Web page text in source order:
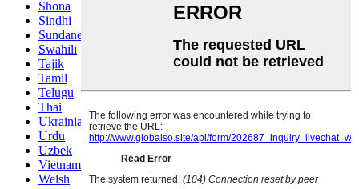
Shona
Sindhi
Sundanese
Swahili
Tajik
Tamil
Telugu
Thai
Ukrainian
Urdu
Uzbek
Vietnamese
Welsh